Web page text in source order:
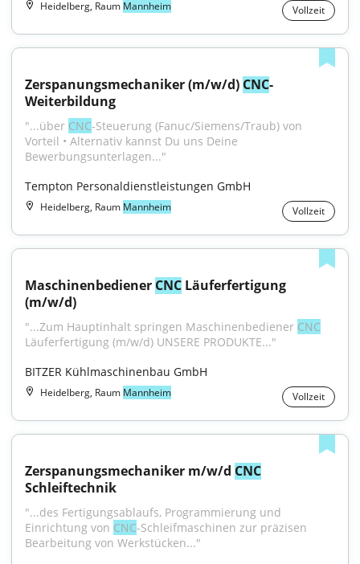
Heidelberg, Raum Mannheim Vollzeit
Zerspanungsmechaniker (m/w/d) CNC-
Weiterbildung
"...über CNC-Steuerung (Fanuc/Siemens/Traub) von
Vorteil • Alternativ kannst Du uns Deine
Bewerbungsunterlagen..."
Tempton Personaldienstleistungen GmbH
Heidelberg, Raum Mannheim Vollzeit
Maschinenbediener CNC Läuferfertigung
(m/w/d)
"...Zum Hauptinhalt springen Maschinenbediener CNC
Läuferfertigung (m/w/d) UNSERE PRODUKTE..."
BITZER Kühlmaschinenbau GmbH
Heidelberg, Raum Mannheim Vollzeit
Zerspanungsmechaniker m/w/d CNC
Schleiftechnik
"...des Fertigungsablaufs, Programmierung und
Einrichtung von CNC-Schleifmaschinen zur präzisen
Bearbeitung von Werkstücken..."